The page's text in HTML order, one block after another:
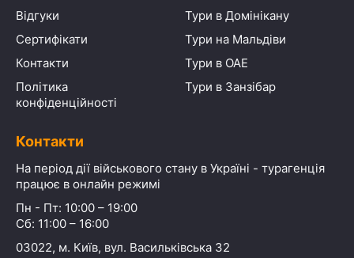
Відгуки
Сертифікати
Контакти
Політика
конфіденційності
Тури в Домінікану
Тури на Мальдіви
Тури в ОАЕ
Тури в Занзібар
Контакти
На період дії військового стану в Україні - турагенція
працює в онлайн режимі
Пн - Пт: 10:00 – 19:00
Сб: 11:00 – 16:00
03022, м. Київ, вул. Васильківська 32